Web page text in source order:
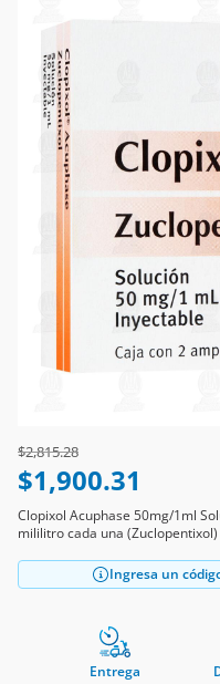
Price reduced from
$2,815.28to
$1,900.31
Clopixol Acuphase 50mg/1ml
mililitro cada una (Zuclopentixol)
Ingresa un
Entrega